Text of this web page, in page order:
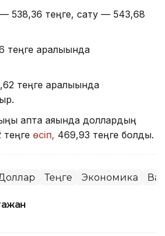
538,36 теңге, сату — 543,68
теңге аралығында
теңге аралығында
апта аяғында доллардың
өсіп, 469,93 теңге болды.
Теңге Экономика